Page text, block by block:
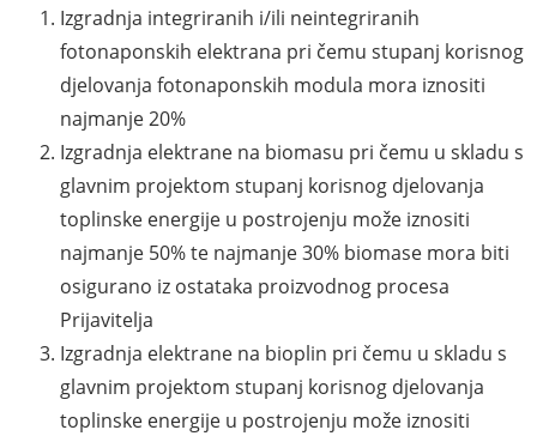
Izgradnja integriranih i/ili neintegriranih
fotonaponskih elektrana pri čemu stupanj korisnog
djelovanja fotonaponskih modula mora iznositi
najmanje 20%
Izgradnja elektrane na biomasu pri čemu u skladu s
glavnim projektom stupanj korisnog djelovanja
toplinske energije u postrojenju može iznositi
najmanje 50% te najmanje 30% biomase mora biti
osigurano iz ostataka proizvodnog procesa
Prijavitelja
Izgradnja elektrane na bioplin pri čemu u skladu s
glavnim projektom stupanj korisnog djelovanja
toplinske energije u postrojenju može iznositi